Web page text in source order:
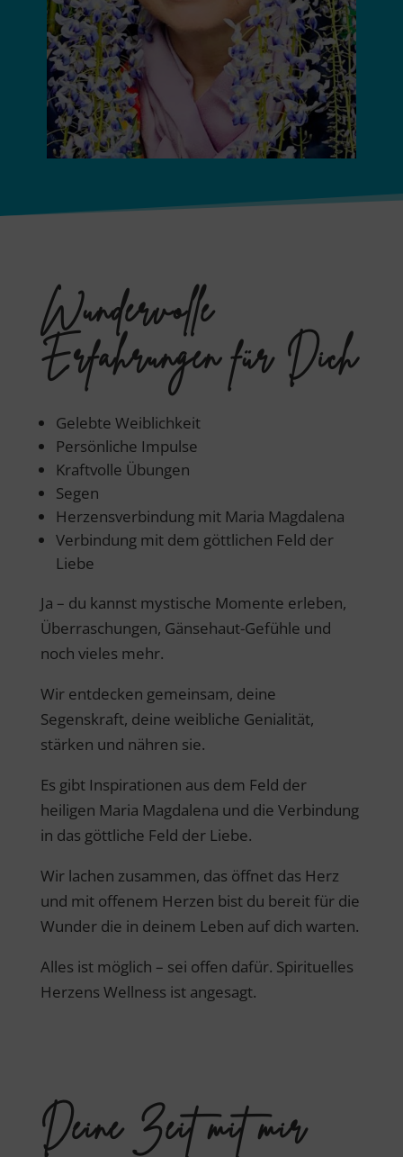
Wundervolle
Erfahrungen für Dich
Gelebte Weiblichkeit
Persönliche Impulse
Kraftvolle Übungen
Segen
Herzensverbindung mit Maria Magdalena
Verbindung mit dem göttlichen Feld der
Liebe
Ja – du kannst mystische Momente erleben,
Überraschungen, Gänsehaut-Gefühle und
noch vieles mehr.
Wir entdecken gemeinsam, deine
Segenskraft, deine weibliche Genialität,
stärken und nähren sie.
Es gibt Inspirationen aus dem Feld der
heiligen Maria Magdalena und die Verbindung
in das göttliche Feld der Liebe.
Wir lachen zusammen, das öffnet das Herz
und mit offenem Herzen bist du bereit für die
Wunder die in deinem Leben auf dich warten.
Alles ist möglich – sei offen dafür. Spirituelles
Herzens Wellness ist angesagt.
Deine Zeit mit mir